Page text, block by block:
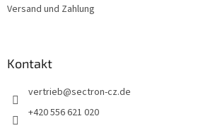
Versand und Zahlung
Kontakt
vertrieb@sectron-cz.de
+420 556 621 020